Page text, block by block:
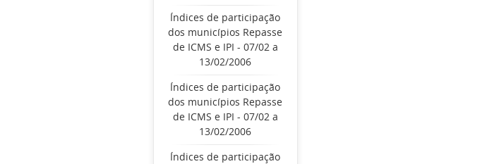
Índices de participação
dos municípios Repasse
de ICMS e IPI - 07/02 a
13/02/2006
Índices de participação
dos municípios Repasse
de ICMS e IPI - 07/02 a
13/02/2006
Índices de participação